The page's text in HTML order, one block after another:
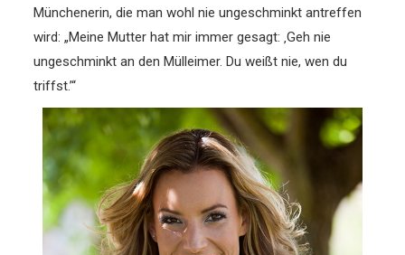
Münchenerin, die man wohl nie ungeschminkt antreffen
wird: „Meine Mutter hat mir immer gesagt: ‚Geh nie
ungeschminkt an den Mülleimer. Du weißt nie, wen du
triffst.’“